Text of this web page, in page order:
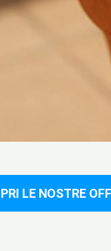
LE NOSTRE